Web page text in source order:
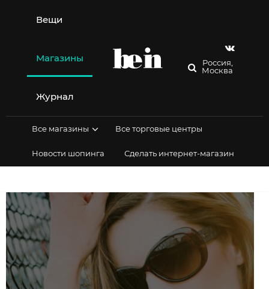
содержимому
Вещи
Магазины
Журнал
Россия,
Москва
Все магазины Все торговые центры
Новости шопинга Сделать интернет-магазин